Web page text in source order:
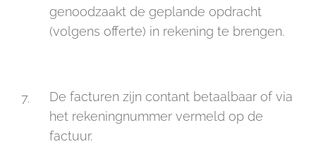
genoodzaakt de geplande opdracht
(volgens offerte) in rekening te brengen.
De facturen zijn contant betaalbaar of via
het rekeningnummer vermeld op de
factuur.